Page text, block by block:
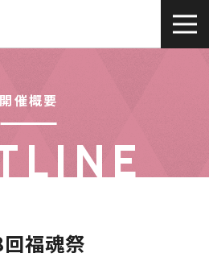
開催概要
福魂祭